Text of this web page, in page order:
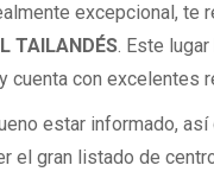
excepcional, te
TAILANDÉS. Este
cuenta con excelentes
estar informado,
el gran listado de